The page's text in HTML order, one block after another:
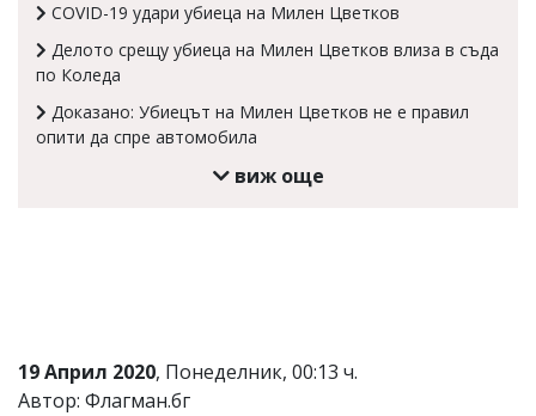
office@flagman.bg
Коментарите
под
статиите
въвеждат
Ако
откриете
обиден
COVID-19 удари убиеца на Милен Цветков
Делото срещу убиеца на Милен Цветков влиза в съда
по Коледа
Доказано: Убиецът на Милен Цветков не е правил
опити да спре автомобила
виж още
19 Април 2020, Понеделник, 00:13 ч.
Автор: Флагман.бг